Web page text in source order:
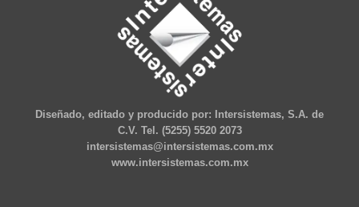
Diseñado, editado y producido por: Intersistemas, S.A. de
C.V. Tel. (5255) 5520 2073
intersistemas@intersistemas.com.mx
www.intersistemas.com.mx